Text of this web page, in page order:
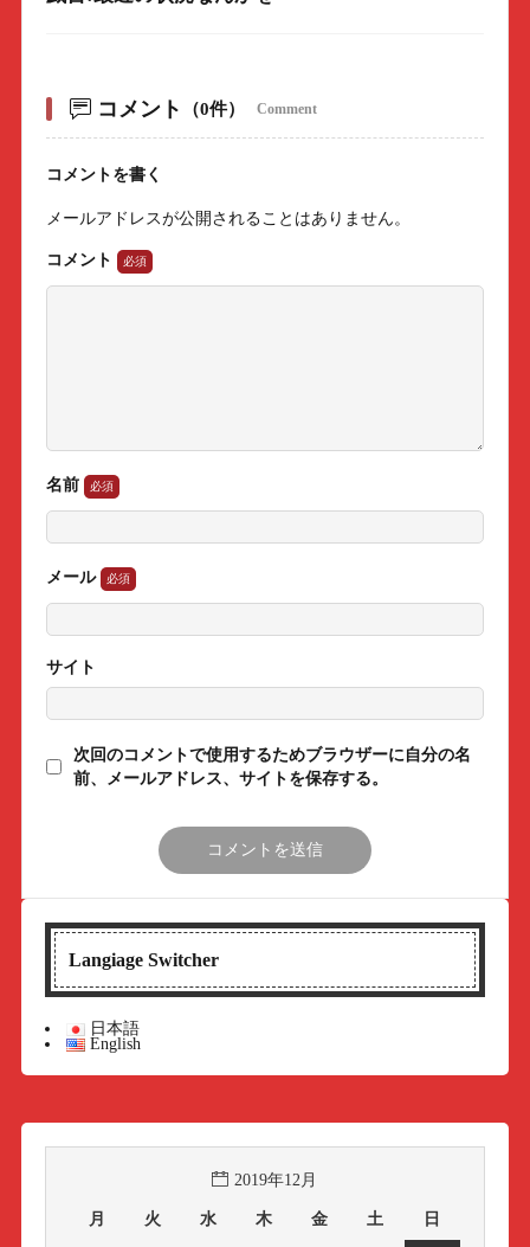
コメント （0件） Comment
コメントを書く
メールアドレスが公開されることはありません。
コメント
名前
メール
サイト
次回のコメントで使用するためブラウザーに自分の名
前、メールアドレス、サイトを保存する。
Langiage Switcher
日本語
English
2019年12月
月 火 水 木 金 土 日